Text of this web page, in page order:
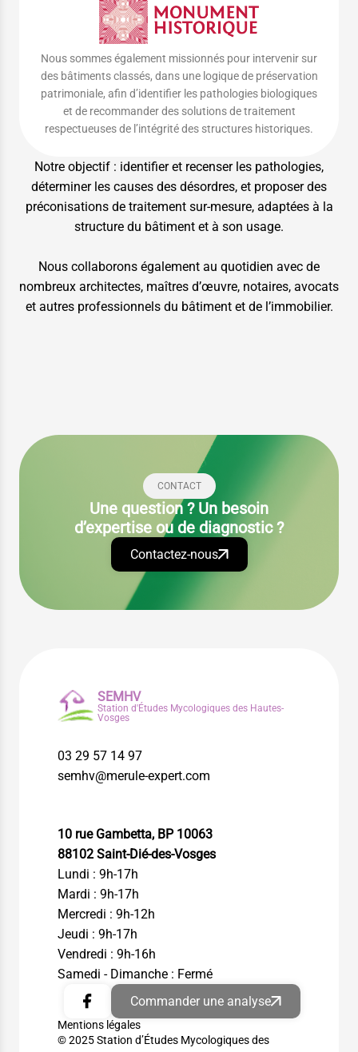
Nous sommes également missionnés pour intervenir sur
des bâtiments classés, dans une logique de préservation
patrimoniale, afin d’identifier les pathologies biologiques
et de recommander des solutions de traitement
respectueuses de l’intégrité des structures historiques.
Notre objectif : identifier et recenser les pathologies,
déterminer les causes des désordres, et proposer des
préconisations de traitement sur-mesure, adaptées à la
structure du bâtiment et à son usage.
Nous collaborons également au quotidien avec de
nombreux architectes, maîtres d’œuvre, notaires, avocats
et autres professionnels du bâtiment et de l’immobilier.
CONTACT
Une question ? Un besoin
d’expertise ou de diagnostic ?
Contactez-nous
SEMHV
Station d'Études Mycologiques des Hautes-
Vosges
03 29 57 14 97
semhv@merule-expert.com
10 rue Gambetta, BP 10063
88102 Saint-Dié-des-Vosges
Lundi : 9h-17h
Mardi : 9h-17h
Mercredi : 9h-12h
Jeudi : 9h-17h
Vendredi : 9h-16h
Samedi - Dimanche : Fermé
Commander une analyse
Mentions légales
© 2025 Station d’Études Mycologiques des